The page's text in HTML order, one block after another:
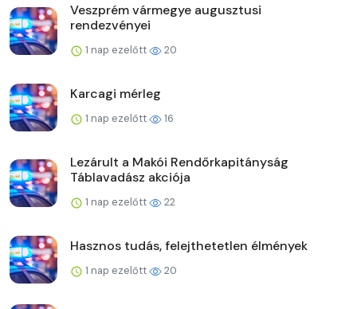
Veszprém vármegye augusztusi
rendezvényei
1 nap ezelőtt 20
Karcagi mérleg
1 nap ezelőtt 16
Lezárult a Makói Rendőrkapitányság
Táblavadász akciója
1 nap ezelőtt 22
Hasznos tudás, felejthetetlen élmények
1 nap ezelőtt 20